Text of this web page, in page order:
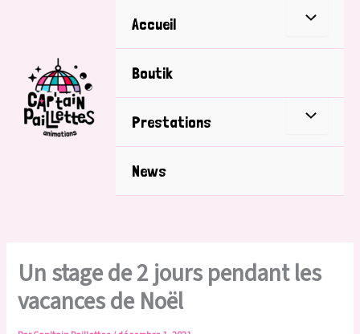
Accueil
Boutik
Prestations
News
Un stage de 2 jours pendant les
vacances de Noël